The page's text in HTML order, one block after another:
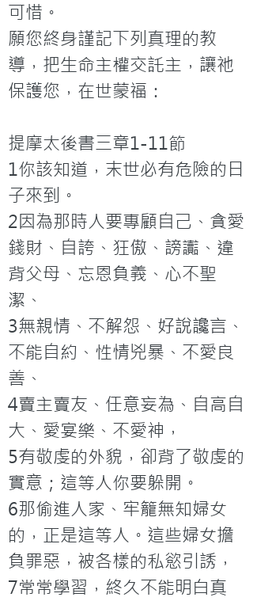
可惜。
願您終身謹記下列真理的教
導，把生命主權交託主，讓祂
保護您，在世蒙福：
提摩太後書三章1-11節
1你該知道，末世必有危險的日
子來到。
2因為那時人要專顧自己、貪愛
錢財、自誇、狂傲、謗讟、違
背父母、忘恩負義、心不聖
潔、
3無親情、不解怨、好說讒言、
不能自約、性情兇暴、不愛良
善、
4賣主賣友、任意妄為、自高自
大、愛宴樂、不愛神，
5有敬虔的外貌，卻背了敬虔的
實意；這等人你要躲開。
6那偷進人家、牢籠無知婦女
的，正是這等人。這些婦女擔
負罪惡，被各樣的私慾引誘，
7常常學習，終久不能明白真